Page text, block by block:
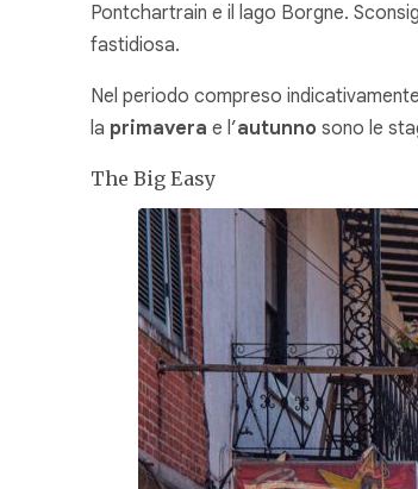
Pontchartrain e il lago Borgne.
fastidiosa.
Nel periodo compreso
la primavera e l’autunno sono le
The Big Easy